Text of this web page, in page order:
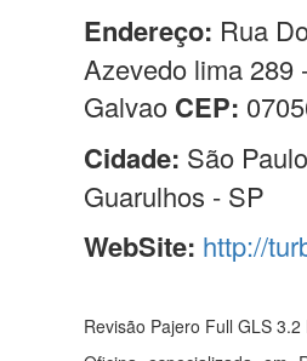
Endereço: Rua
Azevedo lima 289
Galvao CEP:
Cidade: São Paulo
Guarulhos - SP
WebSite: http://
Revisão Pajero Full GLS 3.2